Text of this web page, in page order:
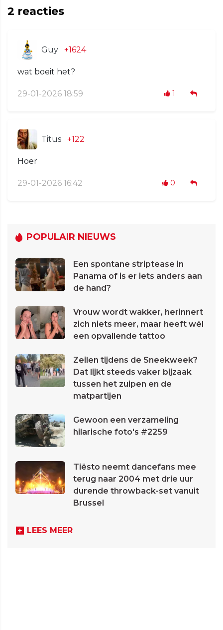
2 reacties
Guy +1624
wat boeit het?
29-01-2026 18:59 1
Titus +122
Hoer
29-01-2026 16:42 0
POPULAIR NIEUWS
Een spontane striptease in
Panama of is er iets anders aan
de hand?
Vrouw wordt wakker, herinnert
zich niets meer, maar heeft wél
een opvallende tattoo
Zeilen tijdens de Sneekweek?
Dat lijkt steeds vaker bijzaak
tussen het zuipen en de
matpartijen
Gewoon een verzameling
hilarische foto's #2259
Tiësto neemt dancefans mee
terug naar 2004 met drie uur
durende throwback-set vanuit
Brussel
LEES MEER